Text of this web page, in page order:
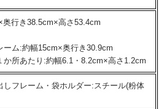
奥行き38.5cm×高さ53.4cm
ーム:約幅15cm×奥行き30.9cm
か所あたり:約幅6.1・8.2cm×高さ1.2cm
しフレーム・袋ホルダー:スチール(粉体